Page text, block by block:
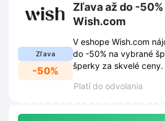
Zľava
-50%
Zľava až do -
Wish.com
V eshope Wish.com
do -50% na vybrané
šperky za skvelé ceny.
Platí do odvolania